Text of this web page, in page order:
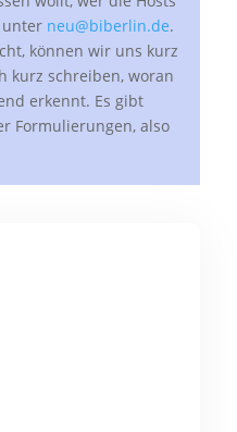
neu@biberlin.de.
können wir uns kurz
kurz schreiben, woran
erkennt. Es gibt
Formulierungen, also